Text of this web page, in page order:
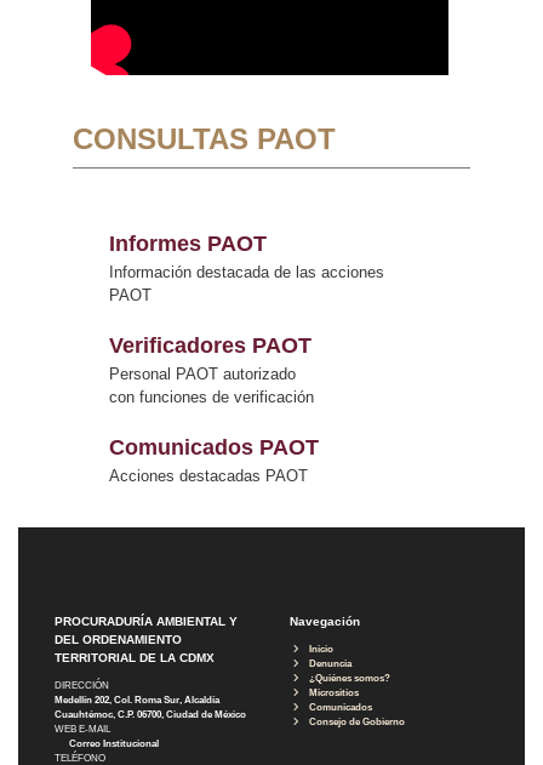
CONSULTAS PAOT
Informes PAOT
Información destacada de las acciones
PAOT
Verificadores PAOT
Personal PAOT autorizado
con funciones de verificación
Comunicados PAOT
Acciones destacadas PAOT
PROCURADURÍA AMBIENTAL Y
DEL ORDENAMIENTO
TERRITORIAL DE LA CDMX
DIRECCIÓN
Medellín 202, Col. Roma Sur, Alcaldía
Cuauhtémoc, C.P. 06700, Ciudad de México
WEB E-MAIL
Correo Institucional
TELÉFONO
Navegación
Inicio
Denuncia
¿Quiénes somos?
Micrositios
Comunicados
Consejo de Gobierno